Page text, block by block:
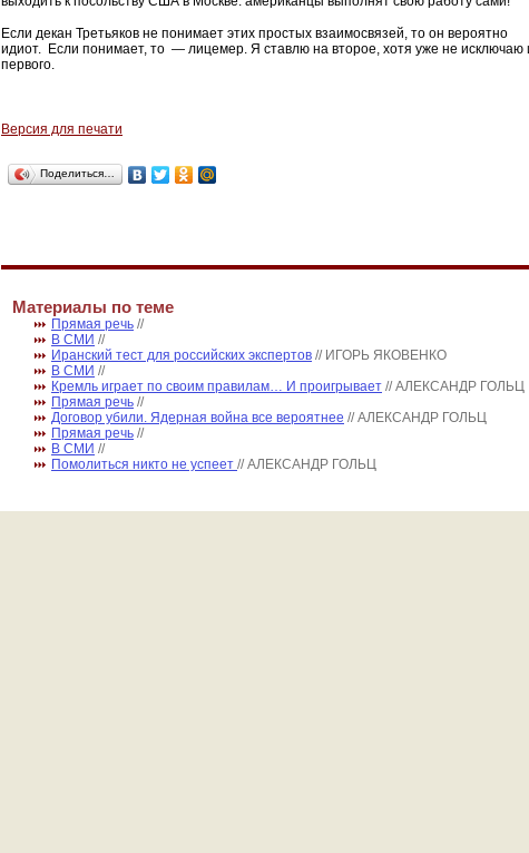
Если декан Третьяков не понимает этих простых взаимосвязей, то он вероятно
идиот. Если понимает, то — лицемер. Я ставлю на второе, хотя уже не исключаю
первого.
Версия для печати
Поделиться…
Материалы по теме
Прямая речь //
В СМИ //
Иранский тест для российских экспертов // ИГОРЬ ЯКОВЕНКО
В СМИ //
Кремль играет по своим правилам… И проигрывает // АЛЕКСАНДР ГОЛЬЦ
Прямая речь //
Договор убили. Ядерная война все вероятнее // АЛЕКСАНДР ГОЛЬЦ
Прямая речь //
В СМИ //
Помолиться никто не успеет // АЛЕКСАНДР ГОЛЬЦ